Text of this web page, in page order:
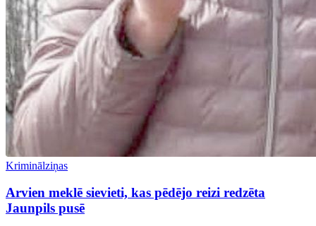
Kriminālziņas
Arvien meklē sievieti, kas pēdējo reizi redzēta
Jaunpils pusē